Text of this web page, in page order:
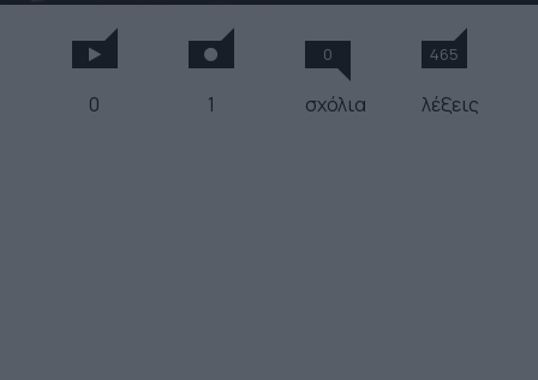
0 1
0
σχόλια
465
λέξεις